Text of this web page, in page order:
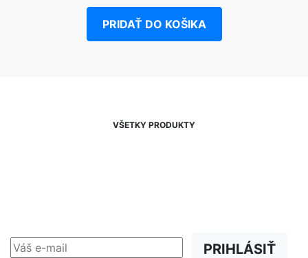
PRIDAŤ DO KOŠIKA
VŠETKY PRODUKTY
PRIHLÁSIŤ